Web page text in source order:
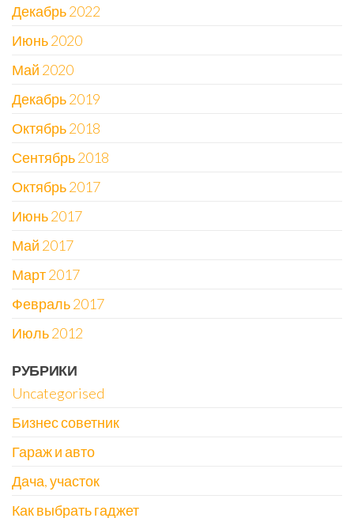
Декабрь 2022
Июнь 2020
Май 2020
Декабрь 2019
Октябрь 2018
Сентябрь 2018
Октябрь 2017
Июнь 2017
Май 2017
Март 2017
Февраль 2017
Июль 2012
РУБРИКИ
Uncategorised
Бизнес советник
Гараж и авто
Дача, участок
Как выбрать гаджет